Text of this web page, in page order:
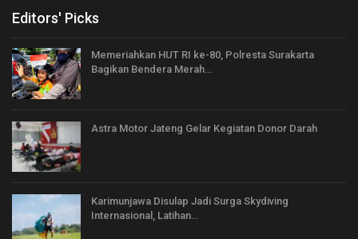
Editors' Picks
Memeriahkan HUT RI ke-80, Polresta Surakarta
Bagikan Bendera Merah…
Astra Motor Jateng Gelar Kegiatan Donor Darah
Karimunjawa Disulap Jadi Surga Skydiving
Internasional, Latihan…